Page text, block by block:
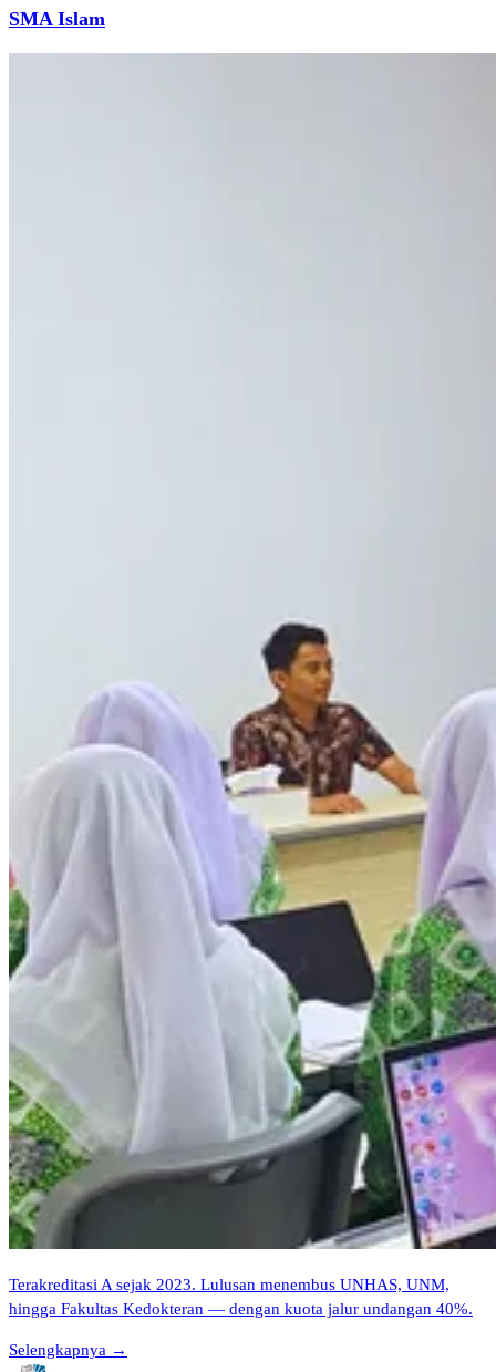
SMA Islam
Terakreditasi A sejak 2023. Lulusan menembus UNHAS, UNM,
hingga Fakultas Kedokteran — dengan kuota jalur undangan 40%.
Selengkapnya →